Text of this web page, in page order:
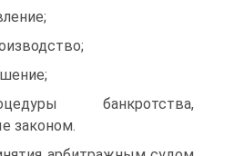
банкротства,
законом.